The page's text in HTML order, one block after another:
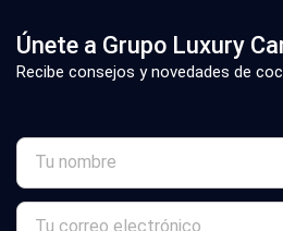
Únete a Grupo Luxury
Recibe consejos y novedades de